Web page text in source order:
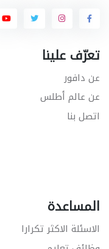
تعرّف علينا
عن دافور
عن عالم أطلس
اتصل بنا
المساعدة
الاسئلة الاكثر تكرارا